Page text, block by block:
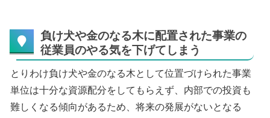
負け犬や金のなる木に配置された事業の
従業員のやる気を下げてしまう
とりわけ負け犬や金のなる木として位置づけられた事業
単位は十分な資源配分をしてもらえず、内部での投資も
難しくなる傾向があるため、将来の発展がないとなる